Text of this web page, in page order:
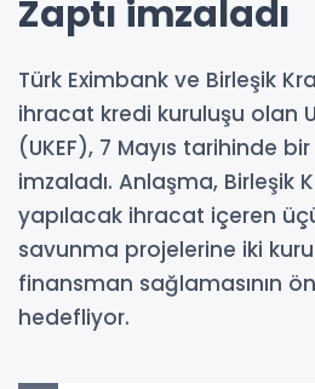
Zaptı imzaladı
Türk Eximbank ve Birleşik
ihracat kredi kuruluşu olan
(UKEF), 7 Mayıs tarihinde
imzaladı. Anlaşma, Birleşik
yapılacak ihracat içeren
savunma projelerine iki
finansman sağlamasının
hedefliyor.